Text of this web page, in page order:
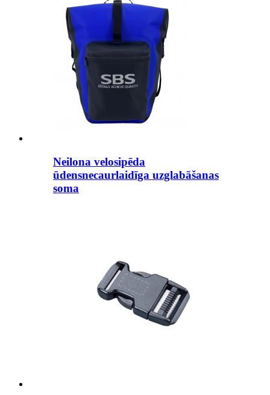
Neilona velosipēda
ūdensnecaurlaidīga uzglabāšanas
soma